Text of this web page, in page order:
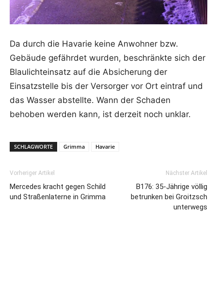
Da durch die Havarie keine Anwohner bzw.
Gebäude gefährdet wurden, beschränkte sich der
Blaulichteinsatz auf die Absicherung der
Einsatzstelle bis der Versorger vor Ort eintraf und
das Wasser abstellte. Wann der Schaden
behoben werden kann, ist derzeit noch unklar.
SCHLAGWORTE Grimma Havarie
Vorheriger Artikel
Mercedes kracht gegen Schild
und Straßenlaterne in Grimma
Nächster Artikel
B176: 35-Jährige völlig
betrunken bei Groitzsch
unterwegs